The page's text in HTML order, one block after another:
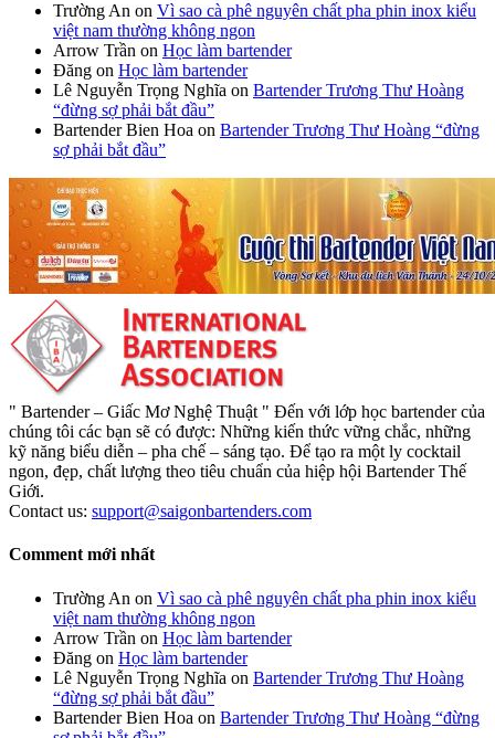
Trường An on Vì sao cà phê nguyên chất pha phin inox kiểu
việt nam thường không ngon
Arrow Trần on Học làm bartender
Đăng on Học làm bartender
Lê Nguyễn Trọng Nghĩa on Bartender Trương Thư Hoàng
“đừng sợ phải bắt đầu”
Bartender Bien Hoa on Bartender Trương Thư Hoàng “đừng
sợ phải bắt đầu”
" Bartender – Giấc Mơ Nghệ Thuật " Đến với lớp học bartender của
chúng tôi các bạn sẽ có được: Những kiến thức vững chắc, những
kỹ năng biểu diễn – pha chế – sáng tạo. Để tạo ra một ly cocktail
ngon, đẹp, chất lượng theo tiêu chuẩn của hiệp hội Bartender Thế
Giới.
Contact us: support@saigonbartenders.com
Comment mới nhất
Trường An on Vì sao cà phê nguyên chất pha phin inox kiểu
việt nam thường không ngon
Arrow Trần on Học làm bartender
Đăng on Học làm bartender
Lê Nguyễn Trọng Nghĩa on Bartender Trương Thư Hoàng
“đừng sợ phải bắt đầu”
Bartender Bien Hoa on Bartender Trương Thư Hoàng “đừng